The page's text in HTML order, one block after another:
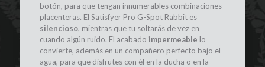
botón, para que tengan innumerables combinaciones
placenteras. El Satisfyer Pro G-Spot Rabbit es
silencioso, mientras que tu soltarás de vez en
cuando algún ruido. El acabado impermeable lo
convierte, además en un compañero perfecto bajo el
agua, para que disfrutes con él en la ducha o en la